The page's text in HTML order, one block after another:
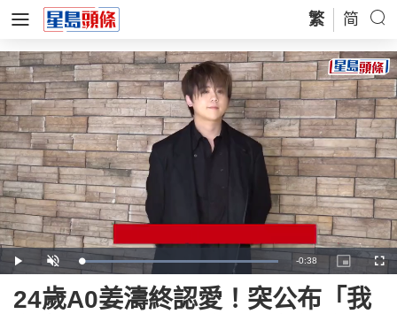
繁 简
Play Unmute Loaded:
100.00%
Remaining
Time
-0:38
Picture-
in-
24歲A0姜濤終認愛！突公布「我